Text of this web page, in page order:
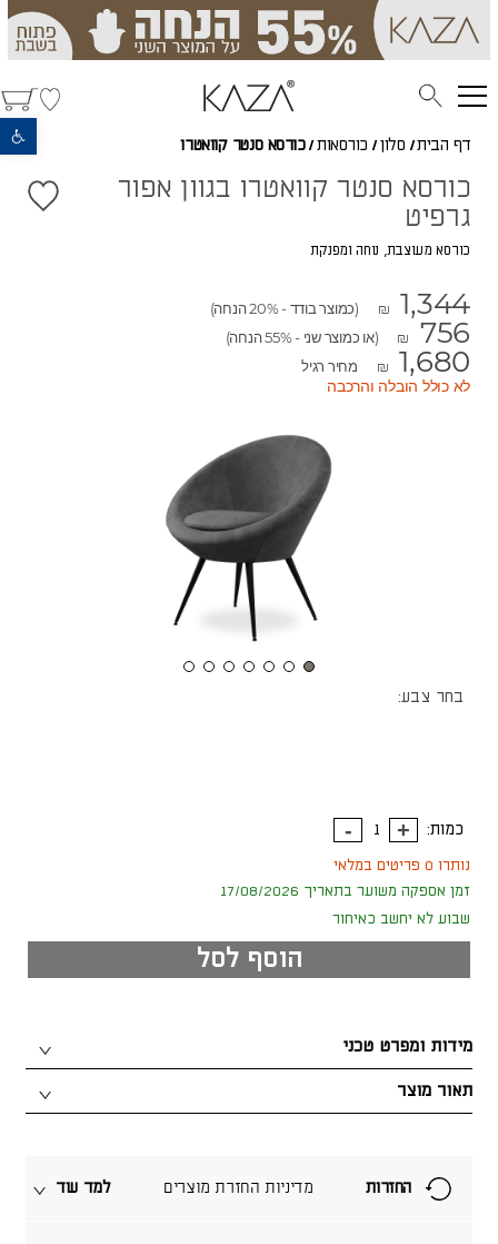
פתח סרגל נגישות
דף הבית/ סלון / כורסאות/ כורסא סנטר קוואטרו
כורסא סנטר קוואטרו בגוון אפור
גרפיט
כורסא מעוצבת, נוחה ומפנקת
₪ 1,344 (כמוצר בודד - 20% הנחה)
₪ 756 (או כמוצר שני - 55% הנחה)
₪ 1,680 מחיר רגיל
לא כולל הובלה והרכבה
בחר צבע:
כמות:
נותרו 0 פריטים במלאי
זמן אספקה משוער בתאריך 17/08/2026
שבוע לא יחשב כאיחור
הוסף לסל
תאור מוצר
מידות ומפרט טכני
החזרות מדיניות החזרת מוצרים למד עוד